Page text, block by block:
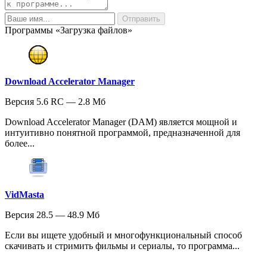
Программы «Загрузка файлов»
Download Accelerator Manager
Версия 5.6 RC — 2.8 Мб
Download Accelerator Manager (DAM) является мощной и
интуитивно понятной программой, предназначенной для
более...
VidMasta
Версия 28.5 — 48.9 Мб
Если вы ищете удобный и многофункциональный способ
скачивать и стримить фильмы и сериалы, то программа...